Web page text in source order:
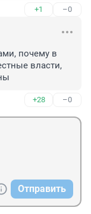
+1 –0
почему в
власти,
+28 –0
Отправить